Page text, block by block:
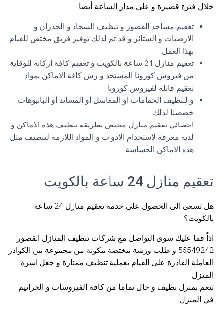
خلال فترة قصيرة و على مدار الساعة أيضا:
تعقيم مساجد القصور و تنظيف السجاد و الجدران و
الارضيات و الستائر و قد تم لذلك توفير فريق مختص للقيام
بهذا العمل.
تعقيم منازل 24 ساعة بالكويت و تعقيم كافة اركانه للوقاية
من فيروس كورونا المستجد و رش كافة الاماكن بمواد
تعقيم قاتلة لفيروس كورونا.
و لتنظيف الحمامات او المغاسل أو المساند أو البانيوهات
خصصنا لذلك
اخصائي تعقيم منازل مختص بطريقة تنظيف هذه الاماكن و
لديه معرفة لاستخدام الادوات و المواد اللازمة لتنظيف مثل
هذه الاماكن الحساسة.
تعقيم منازل 24 ساعة بالكويت
هل تسعى الى الحصول على خدمة تعقيم منازل 24 ساعة
بالكويت؟
اذاً فما عليك سوى التواصل مع شركات تنظيف المنازل القصور
55549242 و طلب ورشة مختصة مكونة من مجموعة من الكوادر
العاملة القادرة على القيام بعملية تنظيف ممتازة و جعل اسرة
المنزل
تنعم بمنزل نظيف و خال تماما من كافة الفيروسات و الجراثيم
في المنزل.